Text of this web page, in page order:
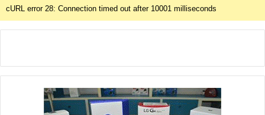
cURL error 28: Connection timed out after 10001 milliseconds